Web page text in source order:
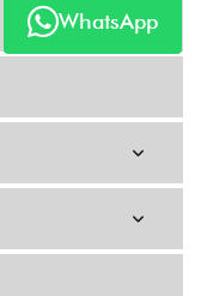
WhatsApp